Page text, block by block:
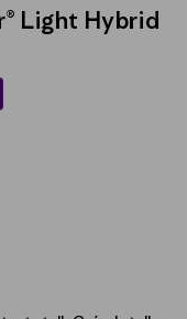
Light Hybrid